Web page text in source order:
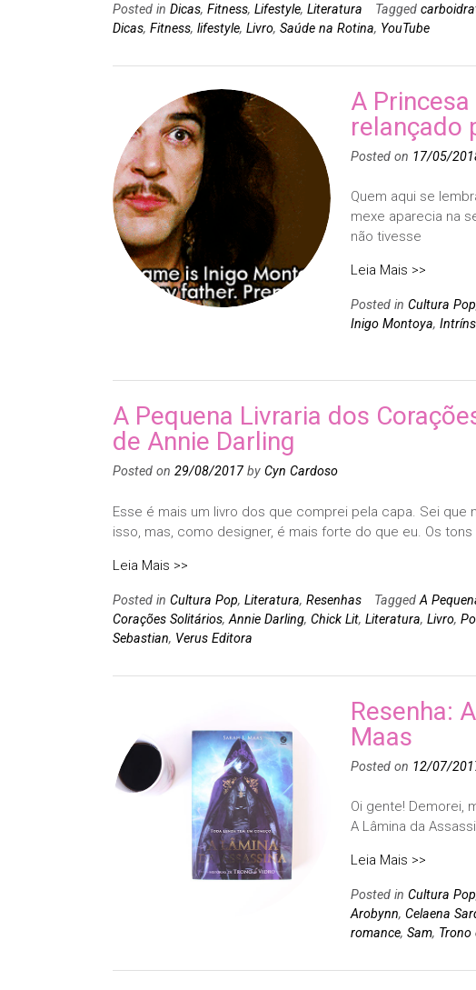
Posted in Dicas, Fitness, Lifestyle, Literatura Tagged
Dicas, Fitness, lifestyle, Livro, Saúde na Rotina, YouTube
A
relançado
Posted on 17/05/
Quem aqui se
mexe aparecia na
não tivesse
Leia Mais >>
Posted in Cultura Pop
Inigo Montoya,
A Pequena Livraria dos
de Annie Darling
Posted on 29/08/2017 by Cyn Cardoso
Esse é mais um livro dos que comprei pela capa. Sei que
isso, mas, como designer, é mais forte do que eu. Os tons
Leia Mais >>
Posted in Cultura Pop, Literatura, Resenhas Tagged A
Corações Solitários, Annie Darling, Chick Lit, Literatura, Livro,
Sebastian, Verus Editora
Resenha:
Maas
Posted on 12/07/
Oi gente! Demorei,
A Lâmina da
Leia Mais >>
Posted in Cultura Pop
Arobynn, Celaena
romance, Sam, Trono